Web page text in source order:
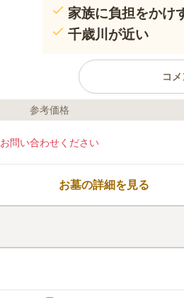
家族に負担をかけ
千歳川が近い
コ
ライフドット編集部のコメント
吹き抜けます。 駅
あるのでお買い物や
があり電車が通るの
す。 国道234号線が
す。
参考価格
お問い合わせください
お墓の詳細を見る